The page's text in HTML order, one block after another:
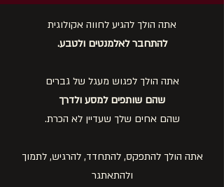
אתה הולך להגיע לחווה אקולוגית
להתחבר לאלמנטים ולטבע.
אתה הולך לפגוש מעגל של גברים
שהם שותפים למסע ולדרך
שהם אחים שלך שעדיין לא הכרת.
אתה הולך להתפקס, להתחדד, להרגיש, לתמוך
ולהתאתגר